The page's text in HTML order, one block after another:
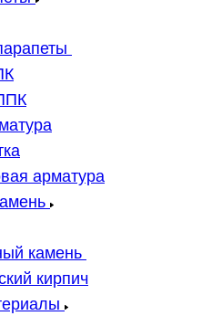
арматура
камень
кирпич